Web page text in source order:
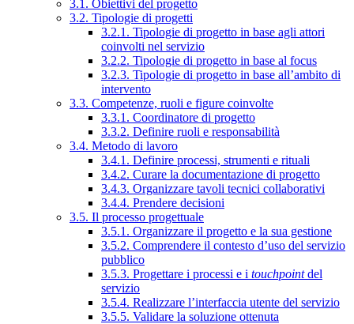
3.1. Obiettivi del progetto
3.2. Tipologie di progetti
3.2.1. Tipologie di progetto in base agli attori
coinvolti nel servizio
3.2.2. Tipologie di progetto in base al focus
3.2.3. Tipologie di progetto in base all’ambito di
intervento
3.3. Competenze, ruoli e figure coinvolte
3.3.1. Coordinatore di progetto
3.3.2. Definire ruoli e responsabilità
3.4. Metodo di lavoro
3.4.1. Definire processi, strumenti e rituali
3.4.2. Curare la documentazione di progetto
3.4.3. Organizzare tavoli tecnici collaborativi
3.4.4. Prendere decisioni
3.5. Il processo progettuale
3.5.1. Organizzare il progetto e la sua gestione
3.5.2. Comprendere il contesto d’uso del servizio
pubblico
3.5.3. Progettare i processi e i touchpointdel
servizio
3.5.4. Realizzare l’interfaccia utente del servizio
3.5.5. Validare la soluzione ottenuta